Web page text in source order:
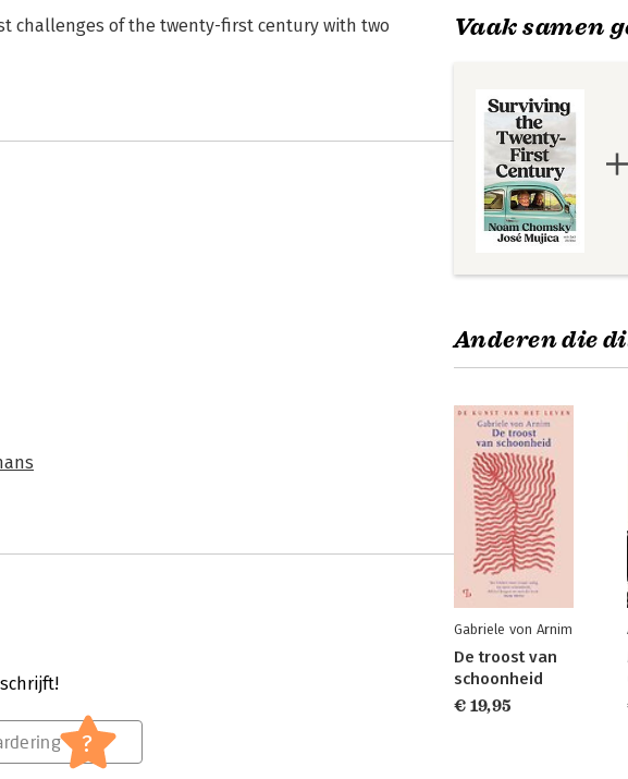
challenges of the twenty-first century with two
?
Vaak samen
Anderen die
Gabriele von Arnim
De troost van
schoonheid
€ 19,95